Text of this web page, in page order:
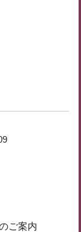
ご案内